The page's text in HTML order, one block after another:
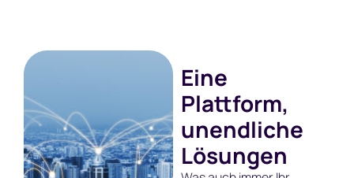
Eine
Plattform,
unendliche
Lösungen